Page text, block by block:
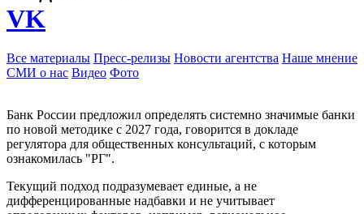
VK
Все материалы Пресс-релизы Новости агентства Наше мнение
СМИ о нас Видео Фото
Банк России предложил определять системно значимые банки
по новой методике с 2027 года, говорится в докладе
регулятора для общественных консультаций, с которым
ознакомилась "РГ".
Текущий подход подразумевает единые, а не
дифференцированные надбавки и не учитывает